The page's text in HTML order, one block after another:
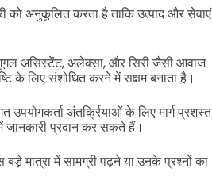
को अनुकूलित करता है ताकि उत्पाद और सेवाएं
गूगल असिस्टेंट, अलेक्सा, और सिरी जैसी आवाज
के लिए संशोधित करने में सक्षम बनाता है।
उपयोगकर्ता अंतर्क्रियाओं के लिए मार्ग प्रशस्त
जानकारी प्रदान कर सकते हैं।
मात्रा में सामग्री पढ़ने या उनके प्रश्नों का